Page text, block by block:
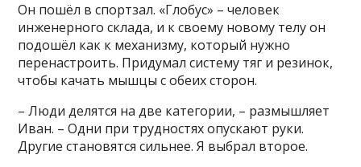
Он пошёл в спортзал. «Глобус» – человек
инженерного склада, и к своему новому телу он
подошёл как к механизму, который нужно
перенастроить. Придумал систему тяг и резинок,
чтобы качать мышцы с обеих сторон.
– Люди делятся на две категории, – размышляет
Иван. – Одни при трудностях опускают руки.
Другие становятся сильнее. Я выбрал второе.